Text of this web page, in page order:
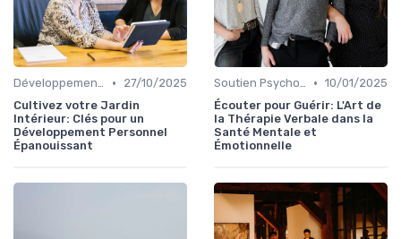
Développement Personnel •
27/10/2025
Cultivez votre Jardin
Intérieur: Clés pour un
Développement Personnel
Épanouissant
Soutien Psychologique et Thérapies • 10/01/2025
Écouter pour Guérir: L'Art de
la Thérapie Verbale dans la
Santé Mentale et
Émotionnelle